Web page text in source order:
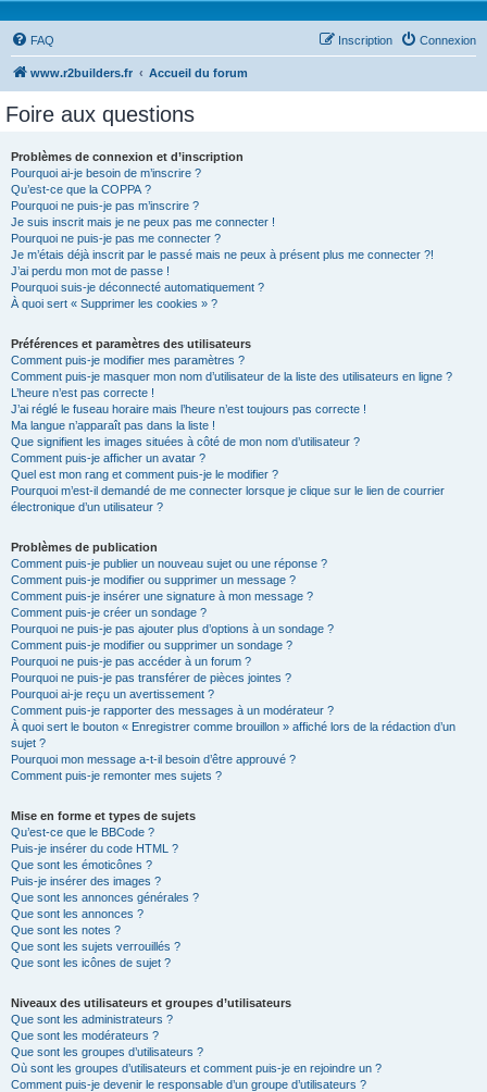
FAQ Connexion
Inscription
www.r2builders.fr Accueil du forum
Foire aux questions
Problèmes de connexion et d’inscription
Pourquoi ai-je besoin de m’inscrire ?
Qu’est-ce que la COPPA ?
Pourquoi ne puis-je pas m’inscrire ?
Je suis inscrit mais je ne peux pas me connecter !
Pourquoi ne puis-je pas me connecter ?
Je m’étais déjà inscrit par le passé mais ne peux à présent plus me connecter ?!
J’ai perdu mon mot de passe !
Pourquoi suis-je déconnecté automatiquement ?
À quoi sert « Supprimer les cookies » ?
Préférences et paramètres des utilisateurs
Comment puis-je modifier mes paramètres ?
Comment puis-je masquer mon nom d’utilisateur de la liste des utilisateurs en ligne ?
L’heure n’est pas correcte !
J’ai réglé le fuseau horaire mais l’heure n’est toujours pas correcte !
Ma langue n’apparaît pas dans la liste !
Que signifient les images situées à côté de mon nom d’utilisateur ?
Comment puis-je afficher un avatar ?
Quel est mon rang et comment puis-je le modifier ?
Pourquoi m’est-il demandé de me connecter lorsque je clique sur le lien de courrier
électronique d’un utilisateur ?
Problèmes de publication
Comment puis-je publier un nouveau sujet ou une réponse ?
Comment puis-je modifier ou supprimer un message ?
Comment puis-je insérer une signature à mon message ?
Comment puis-je créer un sondage ?
Pourquoi ne puis-je pas ajouter plus d’options à un sondage ?
Comment puis-je modifier ou supprimer un sondage ?
Pourquoi ne puis-je pas accéder à un forum ?
Pourquoi ne puis-je pas transférer de pièces jointes ?
Pourquoi ai-je reçu un avertissement ?
Comment puis-je rapporter des messages à un modérateur ?
À quoi sert le bouton « Enregistrer comme brouillon » affiché lors de la rédaction d’un
sujet ?
Pourquoi mon message a-t-il besoin d’être approuvé ?
Comment puis-je remonter mes sujets ?
Mise en forme et types de sujets
Qu’est-ce que le BBCode ?
Puis-je insérer du code HTML ?
Que sont les émoticônes ?
Puis-je insérer des images ?
Que sont les annonces générales ?
Que sont les annonces ?
Que sont les notes ?
Que sont les sujets verrouillés ?
Que sont les icônes de sujet ?
Niveaux des utilisateurs et groupes d’utilisateurs
Que sont les administrateurs ?
Que sont les modérateurs ?
Que sont les groupes d’utilisateurs ?
Où sont les groupes d’utilisateurs et comment puis-je en rejoindre un ?
Comment puis-je devenir le responsable d’un groupe d’utilisateurs ?